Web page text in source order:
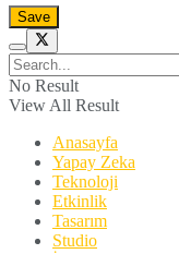
No Result
View All Result
Anasayfa
Yapay Zeka
Teknoloji
Etkinlik
Tasarım
Studio